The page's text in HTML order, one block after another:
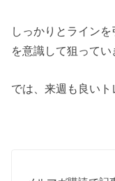
しっかりとライン
を意識して狙ってい
では、来週も良いト